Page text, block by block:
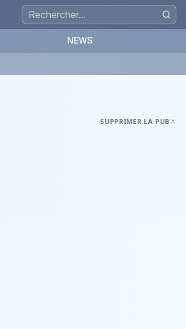
NEWS
SUPPRIMER LA PUB